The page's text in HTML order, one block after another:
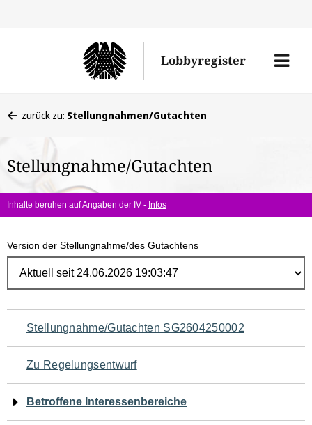
Lobbyregister
Menü
befinden
hier:
zurück zu: Stellungnahmen/Gutachten
Stellungnahme/Gutachten
Inhalte beruhen auf Angaben der IV - Infos
Version der Stellungnahme/des Gutachtens
Navigation
für
den
Seiteninhalt
Stellungnahme/Gutachten SG2604250002
Zu Regelungsentwurf
Betroffene Interessenbereiche